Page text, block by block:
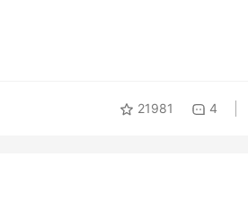
21981 4